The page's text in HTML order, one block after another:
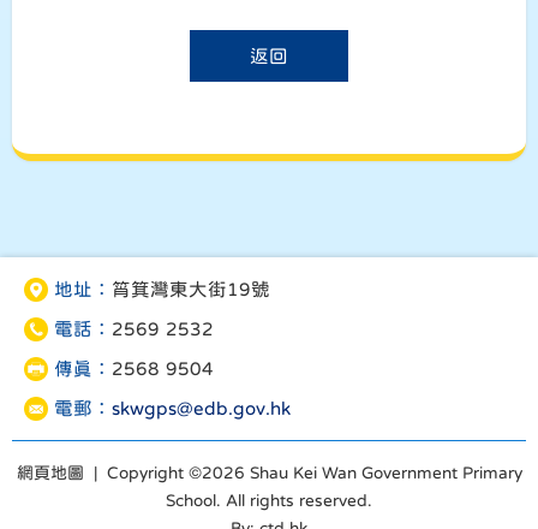
返回
地址： 筲箕灣東大街19號
電話： 2569 2532
傳真： 2568 9504
電郵： skwgps@edb.gov.hk
網頁地圖 | Copyright ©2026 Shau Kei Wan Government Primary
School. All rights reserved.